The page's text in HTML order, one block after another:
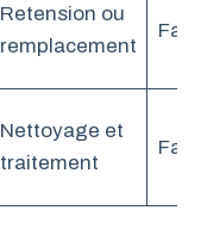
Retension ou
remplacement
Nettoyage et
traitement